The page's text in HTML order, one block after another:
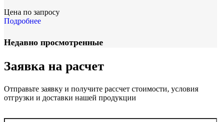
Цена по запросу
Подробнее
Недавно просмотренные
Заявка на расчет
Отправьте заявку и получите рассчет стоимости, условия
отгрузки и доставки нашей продукции